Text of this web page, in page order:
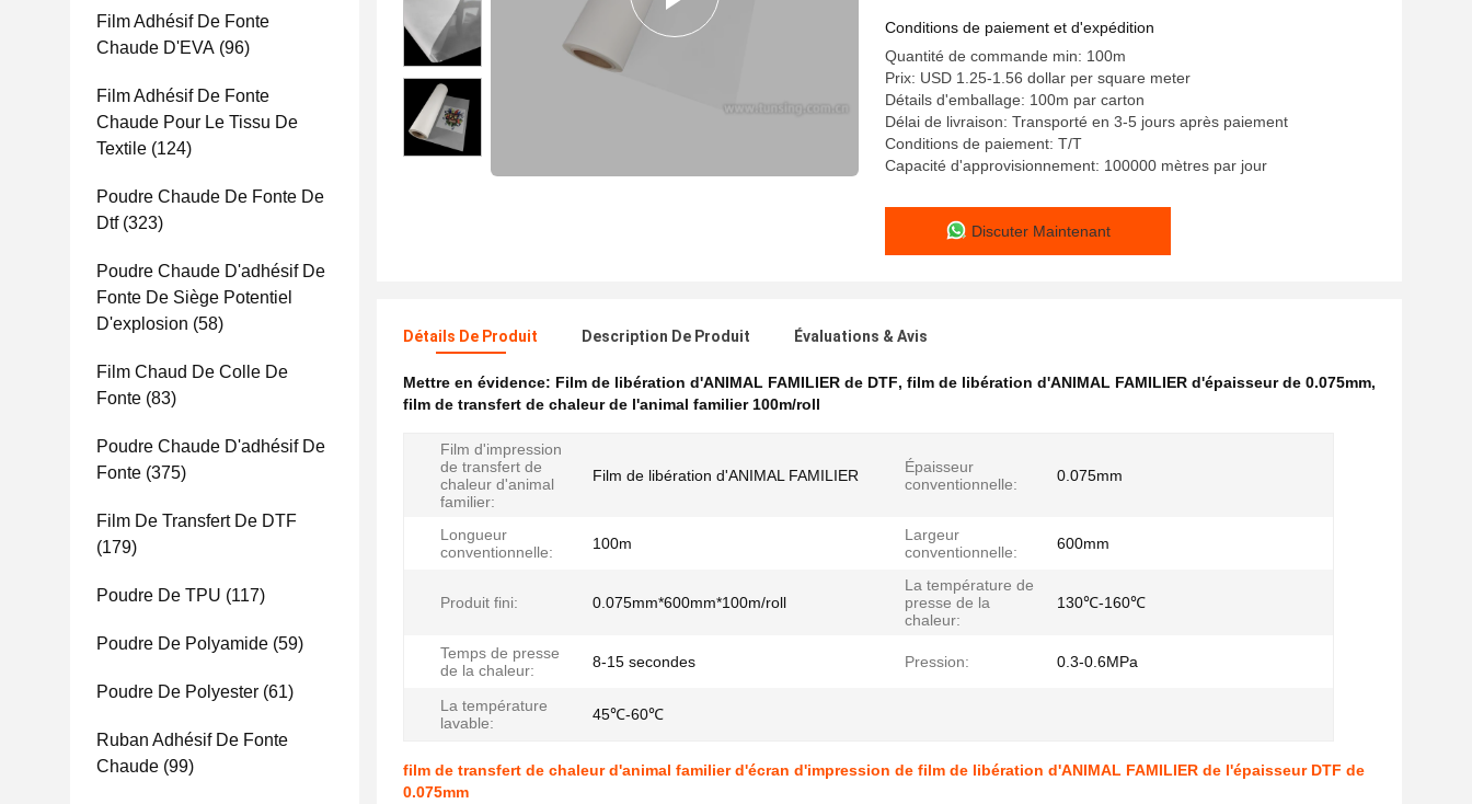
Film Adhésif De Fonte
Chaude D'EVA (96)
Film Adhésif De Fonte
Chaude Pour Le Tissu De
Textile (124)
Poudre Chaude De Fonte De
Dtf(323)
Poudre Chaude D'adhésif De
Fonte De Siège Potentiel
D'explosion (58)
Film Chaud De Colle De
Fonte (83)
Poudre Chaude D'adhésif De
Fonte (375)
Film De Transfert De DTF
(179)
Poudre De TPU (117)
Poudre De Polyamide (59)
Poudre De Polyester (61)
Ruban Adhésif De Fonte
Chaude (99)
Conditions de paiement et d'expédition
Quantité de commande min: 100m
Prix: USD 1.25-1.56 dollar per square meter
Détails d'emballage: 100m par carton
Délai de livraison: Transporté en 3-5 jours après paiement
Conditions de paiement: T/T
Capacité d'approvisionnement: 100000 mètres par jour
Discuter Maintenant
Détails De Produit Description De Produit Évaluations & Avis
Mettre en évidence: Film de libération d'ANIMAL FAMILIER de DTF, film de libération d'ANIMAL FAMILIER d'épaisseur de 0.075mm,
film de transfert de chaleur de l'animal familier 100m/roll
Film d'impression
de transfert de
chaleur d'animal
familier:
Film de libération d'ANIMAL FAMILIER
Épaisseur
conventionnelle:
0.075mm
Longueur
conventionnelle:
100m
Largeur
conventionnelle:
600mm
Produit fini: 0.075mm*600mm*100m/roll
La température de
presse de la
chaleur:
130℃-160℃
Temps de presse
de la chaleur:
8-15 secondes Pression: 0.3-0.6MPa
La température
lavable:
45℃-60℃
film de transfert de chaleur d'animal familier d'écran d'impression de film de libération d'ANIMAL FAMILIER de l'épaisseur DTF de
0.075mm